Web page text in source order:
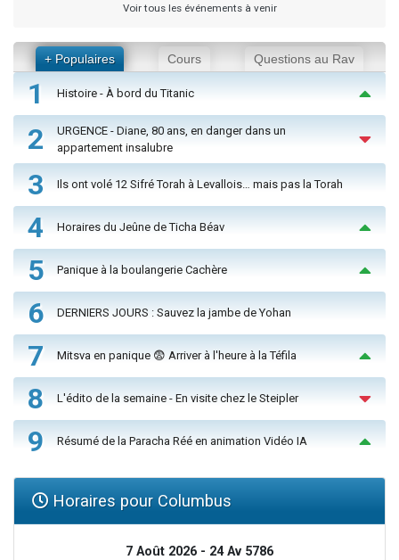
Voir tous les événements à venir
+ Populaires Cours Questions au Rav
1 Histoire - À bord du Titanic
2
URGENCE - Diane, 80 ans, en danger dans un
appartement insalubre
3 Ils ont volé 12 Sifré Torah à Levallois… mais pas la Torah
4 Horaires du Jeûne de Ticha Béav
5 Panique à la boulangerie Cachère
6 DERNIERS JOURS : Sauvez la jambe de Yohan
7 Mitsva en panique 😨 Arriver à l'heure à la Téfila
8 L'édito de la semaine - En visite chez le Steipler
9 Résumé de la Paracha Réé en animation Vidéo IA
Horaires pour Columbus
7 Août 2026 - 24 Av 5786